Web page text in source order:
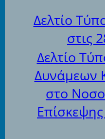
Δελτίο
στις
Δελτίο
Δυνάμεων
στο